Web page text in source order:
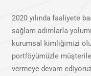
2020 yılında faaliyete
sağlam adımlarla
kurumsal kimliğimizi
portföyümüzle
vermeye devam